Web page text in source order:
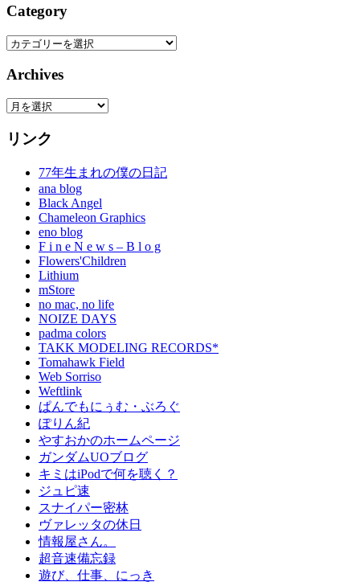
Category
Category
Archives
Archives
リンク
77年生まれの僕の日記
ana blog
Black Angel
Chameleon Graphics
eno blog
F i n e N e w s – B l o g
Flowers'Children
Lithium
mStore
no mac, no life
NOIZE DAYS
padma colors
TAKK MODELING RECORDS*
Tomahawk Field
Web Sorriso
Weftlink
ぱんでもにぅむ・ぶろぐ
ぽりん紀
やすおかのホームページ
ガンダムUOブログ
キミはiPodで何を聴く？
ジュピ速
スナイパー密林
ヴァレッタの休日
情報屋さん。
超音速備忘録
遊び、仕事、にっき